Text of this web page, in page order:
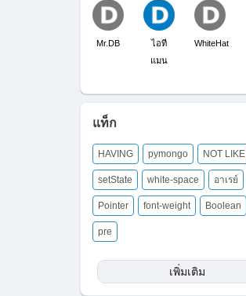
Mr.DB
ไอที
แมน
WhiteHat
แท็ก
HAVING pymongo NOT LIKE
setState white-space อาเรย์
Pointer font-weight Boolean
pre
เพิ่มเติม